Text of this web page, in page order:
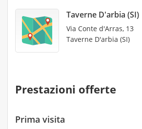
Taverne D'arbia (SI)
Via Conte d'Arras, 13
Taverne D'arbia (SI)
Prestazioni offerte
Prima visita